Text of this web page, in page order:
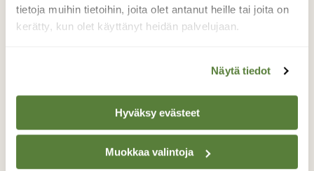
tietoja muihin tietoihin, joita olet antanut heille tai joita on
kerätty, kun olet käyttänyt heidän palvelujaan.
Näytä tiedot
Hyväksy evästeet
Muokkaa valintoja
Kohta on jo kesä
esiin kesän lämmön ja hehkun, joka on taas
Kuvaaja: Laura Väisänen